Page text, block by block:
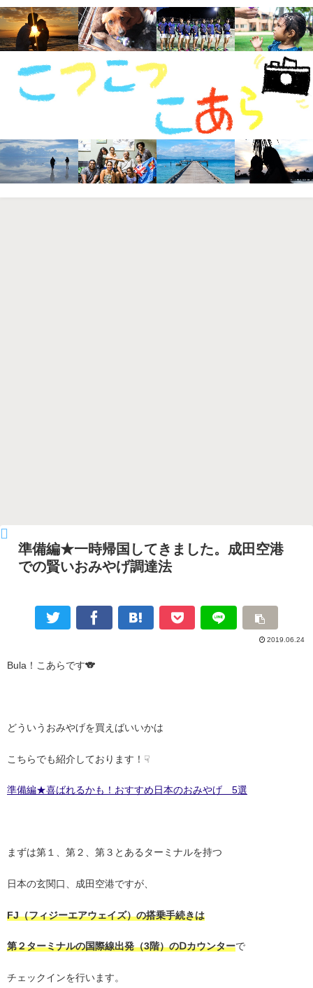
準備編★一時帰国してきました。成田空港
での賢いおみやげ調達法
2019.06.24
Bula！こあらです🐨
どういうおみやげを買えばいいかは
こちらでも紹介しております！☟
準備編★喜ばれるかも！おすすめ日本のおみやげ 5選
まずは第１、第２、第３とあるターミナルを持つ
日本の玄関口、成田空港ですが、
FJ（フィジーエアウェイズ）の搭乗手続きは
第２ターミナルの国際線出発（3階）のⅮカウンターで
チェックインを行います。